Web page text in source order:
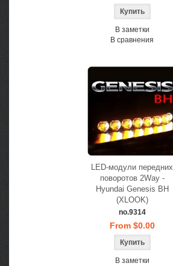
В заметки
В сравнения
LED-модули передних
поворотов 2Way -
Hyundai Genesis BH
(XLOOK)
no.9314
From $0.00
В заметки